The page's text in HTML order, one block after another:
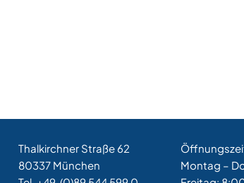
Thalkirchner Straße 62
80337 München
Montag –